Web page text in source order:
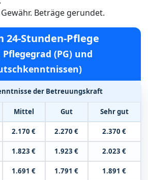
Beträge gerundet.
24-Stunden-Pflege
Pflegegrad (PG) und
der Betreuungskraft
Mittel Gut Sehr gut
2.170 € 2.270 € 2.370 €
1.823 € 1.923 € 2.023 €
1.691 € 1.791 € 1.891 €